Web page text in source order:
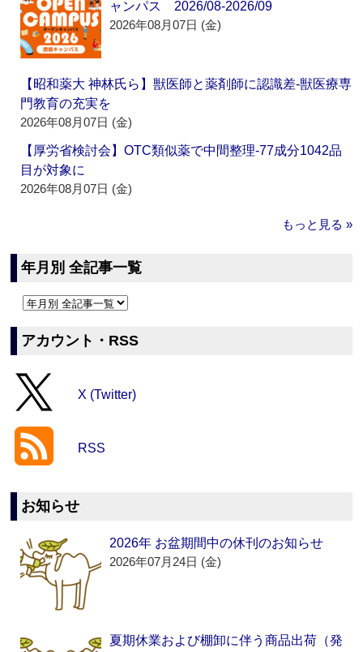
ャンパス 2026/08-2026/09
2026年08月07日 (金)
【昭和薬大 神林氏ら】獣医師と薬剤師に認識差‐獣医療専
門教育の充実を
2026年08月07日 (金)
【厚労省検討会】OTC類似薬で中間整理‐77成分1042品
目が対象に
2026年08月07日 (金)
もっと見る »
年月別 全記事一覧
アカウント・RSS
X (Twitter)
RSS
お知らせ
2026年 お盆期間中の休刊のお知らせ
2026年07月24日 (金)
夏期休業および棚卸に伴う商品出荷（発